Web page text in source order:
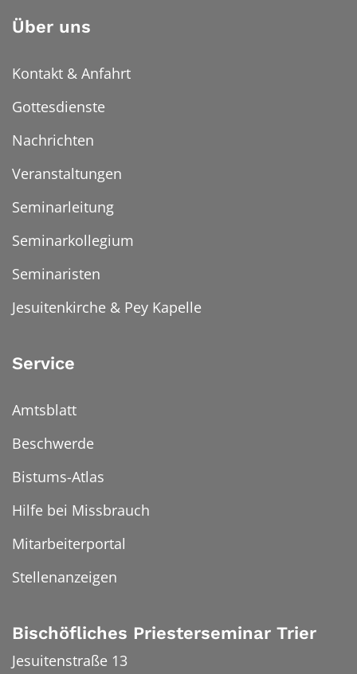
Über uns
Kontakt & Anfahrt
Gottesdienste
Nachrichten
Veranstaltungen
Seminarleitung
Seminarkollegium
Seminaristen
Jesuitenkirche & Pey Kapelle
Service
Amtsblatt
Beschwerde
Bistums-Atlas
Hilfe bei Missbrauch
Mitarbeiterportal
Stellenanzeigen
Bischöfliches Priesterseminar Trier
Jesuitenstraße 13